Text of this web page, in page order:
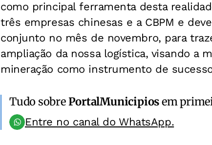
como principal ferramenta desta
três empresas chinesas e a CBPM e
conjunto no mês de novembro, para
ampliação da nossa logística, visando a
mineração como instrumento de
Tudo sobrePortalMunicipiosem
Entre no canal do WhatsApp.